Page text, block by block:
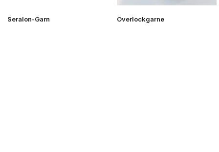
Seralon-Garn Overlockgarne